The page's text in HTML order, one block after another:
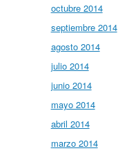
octubre 2014
septiembre 2014
agosto 2014
julio 2014
junio 2014
mayo 2014
abril 2014
marzo 2014